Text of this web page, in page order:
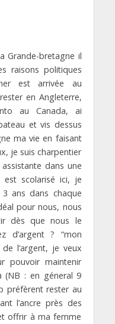
Grande-bretagne il
raisons politiques
est arrivée au
en Angleterre,
au Canada, ai
et vis dessus
ma vie en faisant
je suis charpentier
dans une
scolarisé ici, je
ans dans chaque
pour nous, nous
dès que nous le
d’argent ? “mon
l’argent, je veux
pouvoir maintenir
(NB : en géneral 9
préfèrent rester au
l’ancre près des
offrir à ma femme